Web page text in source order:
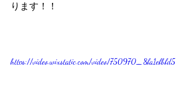
ります！！
https://video.wixstatic.com/video/750970_8fa1efbfd5